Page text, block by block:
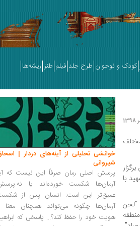
کودک و نوجوان طرح جلد فیلم طنز ریشه‌ها
با
"لحن
خوانشی تحلیلی از آینه‌های دردار |
شیروانی
پرسش اصلی رمان صرفاً این نیست که
آرمان‌ها شکست خورده‌اند یا
عمیق‌تر این است: انسان پس از
آرمان‌ها چگونه می‌تواند همچنان معنا
هویت خود را حفظ کند؟... پاسخی که